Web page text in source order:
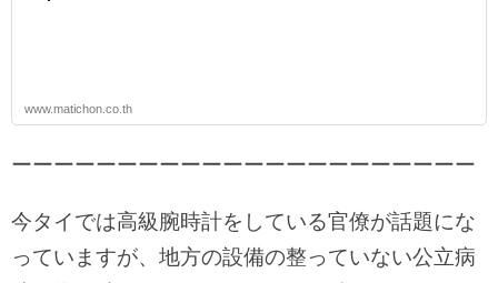
www.matichon.co.th
ーーーーーーーーーーーーーーーーーーーーーー
今タイでは高級腕時計をしている官僚が話題にな
っていますが、地方の設備の整っていない公立病